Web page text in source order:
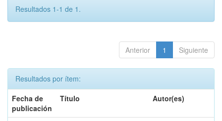
Resultados 1-1 de 1.
Anterior 1 Siguiente
Resultados por ítem:
Fecha de
publicación
Título Autor(es)